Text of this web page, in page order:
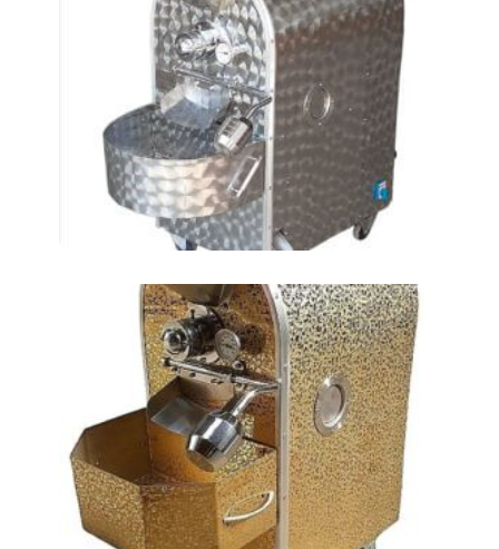
Жарка нута АТ-24 LКМ
(3 ИНН) -2
Аппарат для обжарки
нута АТ-16LКМ (2 ИНН)